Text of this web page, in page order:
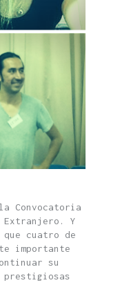
Convocatoria
Extranjero. Y
que cuatro de
importante
su
prestigiosas